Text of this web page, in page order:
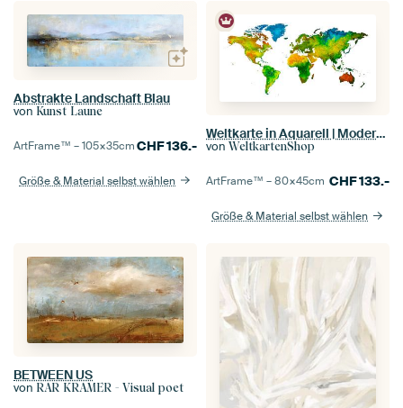
Abstrakte Landschaft Blau
von Kunst Laune
ArtFrame™ –105×35cmCHF136.-
Größe & Material selbst wählen
Weltkarte in Aquarell | Modern Abstract
von WeltkartenShop
ArtFrame™ –80×45cm CHF133.-
Größe & Material selbst wählen
BETWEEN US
von RAR KRAMER - Visual poet